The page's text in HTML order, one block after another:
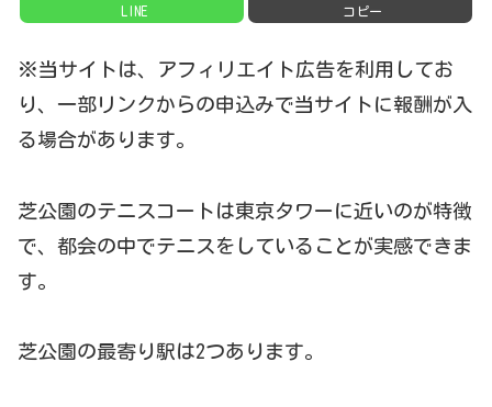
LINE コピー
※当サイトは、アフィリエイト広告を利用してお
り、一部リンクからの申込みで当サイトに報酬が入
る場合があります。
芝公園のテニスコートは東京タワーに近いのが特徴
で、都会の中でテニスをしていることが実感できま
す。
芝公園の最寄り駅は2つあります。